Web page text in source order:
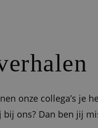
onze collega’s je
ons? Dan ben jij